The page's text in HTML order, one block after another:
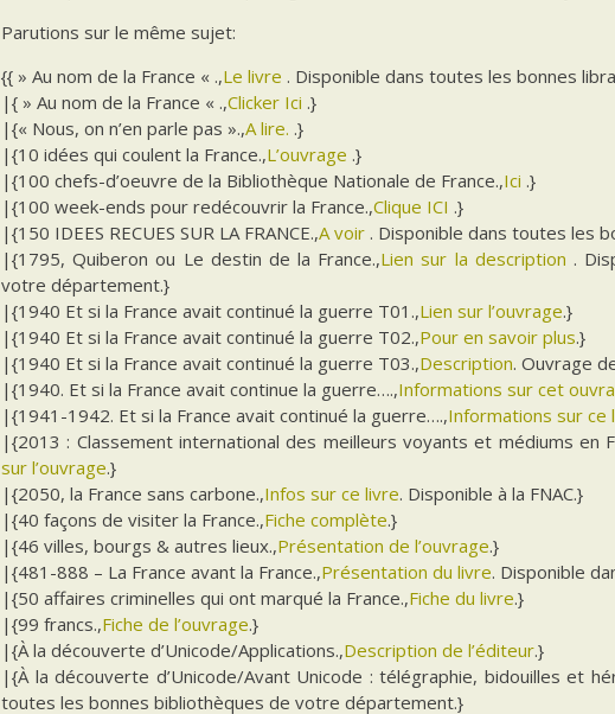
Parutions sur le même sujet:
{{ » Au nom de la France « .,Le livre . Disponible dans toutes les bonnes
|{ » Au nom de la France « .,Clicker Ici .}
|{« Nous, on n’en parle pas ».,A lire. .}
|{10 idées qui coulent la France.,L’ouvrage .}
|{100 chefs-d’oeuvre de la Bibliothèque Nationale de France.,Ici .}
|{100 week-ends pour redécouvrir la France.,Clique ICI .}
|{150 IDEES RECUES SUR LA FRANCE.,A voir . Disponible dans toutes les
|{1795, Quiberon ou Le destin de la France.,Lien sur la description .
votre département.}
|{1940 Et si la France avait continué la guerre T01.,Lien sur l’ouvrage.}
|{1940 Et si la France avait continué la guerre T02.,Pour en savoir plus.}
|{1940 Et si la France avait continué la guerre T03.,Description. Ouvrage
|{1940. Et si la France avait continue la guerre….,Informations sur cet
|{1941-1942. Et si la France avait continué la guerre….,Informations sur ce
|{2013 : Classement international des meilleurs voyants et médiums en
sur l’ouvrage.}
|{2050, la France sans carbone.,Infos sur ce livre. Disponible à la FNAC.}
|{40 façons de visiter la France.,Fiche complète.}
|{46 villes, bourgs & autres lieux.,Présentation de l’ouvrage.}
|{481-888 – La France avant la France.,Présentation du livre. Disponible
|{50 affaires criminelles qui ont marqué la France.,Fiche du livre.}
|{99 francs.,Fiche de l’ouvrage.}
|{À la découverte d’Unicode/Applications.,Description de l’éditeur.}
|{À la découverte d’Unicode/Avant Unicode : télégraphie, bidouilles et
toutes les bonnes bibliothèques de votre département.}